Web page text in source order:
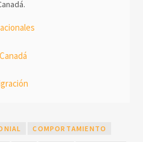
COMPORTAMIENTO